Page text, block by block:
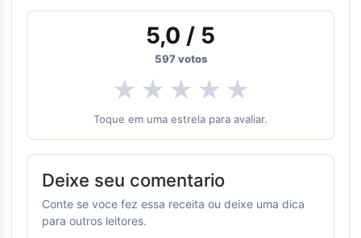
5,0 / 5
597votos
★ ★ ★ ★ ★
Toque em uma estrela para avaliar.
Deixe seu comentario
Conte se voce fez essa receita ou deixe uma dica
para outros leitores.